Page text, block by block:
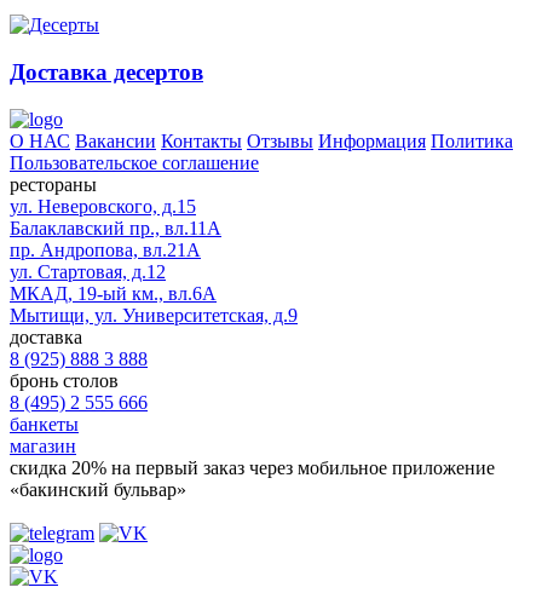
Доставка десертов
О НАС Вакансии Контакты Отзывы Информация Политика
Пользовательское соглашение
рестораны
ул. Неверовского, д.15
Балаклавский пр., вл.11А
пр. Андропова, вл.21А
ул. Стартовая, д.12
МКАД, 19-ый км., вл.6А
Мытищи, ул. Университетская, д.9
доставка
8 (925) 888 3 888
бронь столов
8 (495) 2 555 666
банкеты
магазин
скидка 20% на первый заказ через мобильное приложение
«бакинский бульвар»